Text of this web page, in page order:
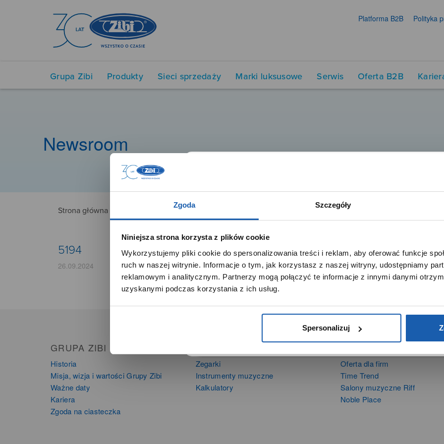
Zgoda Szczegóły
Niniejsza strona korzysta z plików cookie
Wykorzystujemy pliki cookie do spersonalizowania treści i reklam, aby oferować funkcje
ruch w naszej witrynie. Informacje o tym, jak korzystasz z naszej witryny, udostępniamy
reklamowym i analitycznym. Partnerzy mogą połączyć te informacje z innymi danymi
uzyskanymi podczas korzystania z ich usług.
Spersonalizuj
Platforma B2B Polityka
Grupa Zibi Produkty Sieci sprzedaży Marki luksusowe Serwis Oferta B2B
Newsroom
Strona główna
5194
26.09.2024
GRUPA ZIBI
Historia
Misja, wizja i wartości Grupy Zibi
Ważne daty
Kariera
Zgoda na ciasteczka
Zegarki
Instrumenty muzyczne
Kalkulatory
Oferta dla firm
Time Trend
Salony muzyczne Riff
Noble Place
SZANOWNA UŻYTKOWNICZKO
Używamy plików cookie w celach analitycznych, statystycznych
marketingowych, w tym aby analizować ruch w tej witrynie,
optymalizować jej działanie oraz zapamiętywać Twoje preferencje.
DOWIEDZ SIĘ WIĘCEJ PRZEJDŹ DO SERWISU